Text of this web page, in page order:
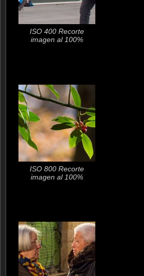
ISO 400 Recorte
imagen al 100%
ISO 800 Recorte
imagen al 100%